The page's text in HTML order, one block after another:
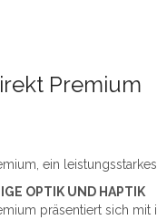
Premium
ein
OPTIK UND HAPTIK
präsentiert sich